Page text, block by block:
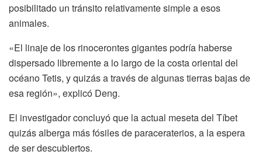
posibilitado un tránsito relativamente simple a esos
animales.
«El linaje de los rinocerontes gigantes podría haberse
dispersado libremente a lo largo de la costa oriental del
océano Tetis, y quizás a través de algunas tierras bajas de
esa región», explicó Deng.
El investigador concluyó que la actual meseta del Tíbet
quizás alberga más fósiles de paraceraterios, a la espera
de ser descubiertos.